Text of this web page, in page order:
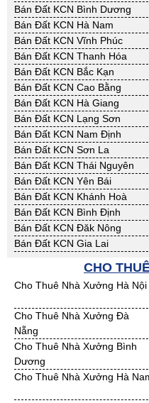
Bán Đất KCN Bình Dương
Bán Đất KCN Hà Nam
Bán Đất KCN Vĩnh Phúc
Bán Đất KCN Thanh Hóa
Bán Đất KCN Bắc Kạn
Bán Đất KCN Cao Bằng
Bán Đất KCN Hà Giang
Bán Đất KCN Lạng Sơn
Bán Đất KCN Nam Định
Bán Đất KCN Sơn La
Bán Đất KCN Thái Nguyên
Bán Đất KCN Yên Bái
Bán Đất KCN Khánh Hoà
Bán Đất KCN Bình Định
Bán Đất KCN Đăk Nông
Bán Đất KCN Gia Lai
Bán Đất KCN Ninh Thuận
Bán Đất KCN Quảng Bình
Bán Đất KCN Quảng Ngãi
Bán Đất KCN Cần Thơ
Bán Đất KCN Bạc Liêu
Bán Đất KCN Bình Phước
Bán Đất KCN Đồng Tháp
Bán Đất KCN Kiên Giang
Bán Đất KCN Sóc Trăng
CHO
Cho Thuê Nhà Xưởng Hà Nội
Cho Thuê Nhà Xưởng Đà
Nẵng
Cho Thuê Nhà Xưởng Bình
Dương
Cho Thuê Nhà Xưởng Hà